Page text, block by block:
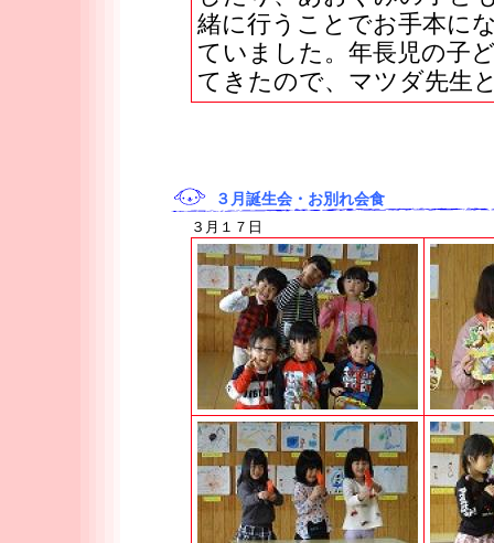
緒に行うことでお手本に
ていました。年長児の子
てきたので、マツダ先生
３月誕生会・お別れ会食
３月１７日